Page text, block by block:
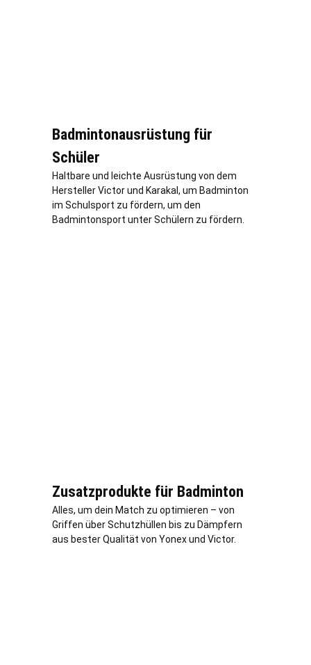
Badmintonausrüstung für
Schüler
Haltbare und leichte Ausrüstung von dem
Hersteller Victor und Karakal, um Badminton
im Schulsport zu fördern, um den
Badmintonsport unter Schülern zu fördern.
Zusatzprodukte für Badminton
Alles, um dein Match zu optimieren – von
Griffen über Schutzhüllen bis zu Dämpfern
aus bester Qualität von Yonex und Victor.